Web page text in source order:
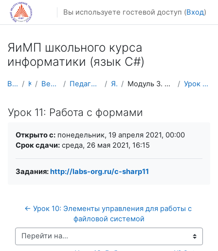
Перейти к основному содержанию
Вы используете гостевой доступ (Вход)
ЯиМП школьного курса
информатики (язык C#)
В начало Курсы Весенний семестр Педагогическое образование ЯиМП C# Модуль 3. Приложения для windows forms Урок 11: Работа с формами
Урок 11: Работа с формами
Открыто с: понедельник, 19 апреля 2021, 00:00
Срок сдачи: среда, 26 мая 2021, 16:15
Задания:http://labs-org.ru/c-sharp11
← Урок 10: Элементы управления для работы с
файловой системой
Перейти на...